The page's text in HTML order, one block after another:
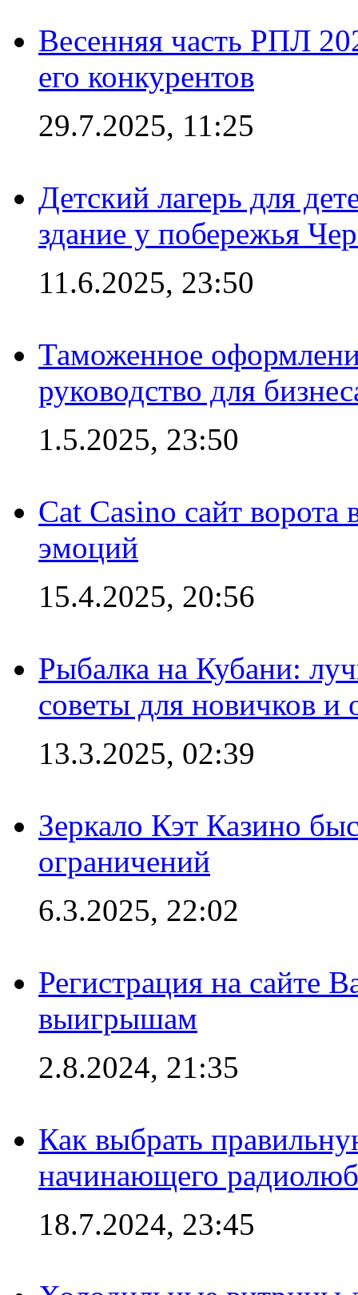
Весенняя часть РПЛ
его конкурентов
29.7.2025, 11:25
Детский лагерь для
здание у побережья
11.6.2025, 23:50
Таможенное
руководство для
1.5.2025, 23:50
Cat Casino сайт
эмоций
15.4.2025, 20:56
Рыбалка на Кубани:
советы для новичков
13.3.2025, 02:39
Зеркало Кэт Казино
ограничений
6.3.2025, 22:02
Регистрация на сайте
выигрышам
2.8.2024, 21:35
Как выбрать
начинающего
18.7.2024, 23:45